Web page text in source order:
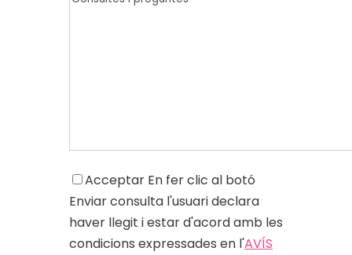
Acceptar En fer clic al botó
Enviar consulta l'usuari declara
haver llegit i estar d'acord amb les
condicions expressades en l'AVÍS